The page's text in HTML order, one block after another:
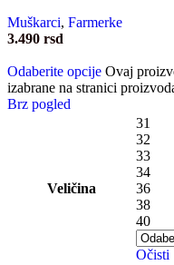
Muškarci, Farmerke
3.490 rsd
Odaberite opcije Ovaj
izabrane na stranici
Brz pogled
Veličina
31
32
33
34
36
38
40
Očisti